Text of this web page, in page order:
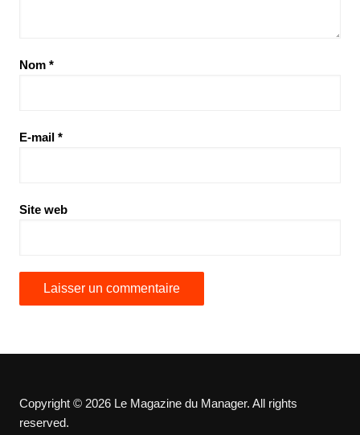
Nom *
E-mail *
Site web
Copyright © 2026 Le Magazine du Manager. All rights
reserved.